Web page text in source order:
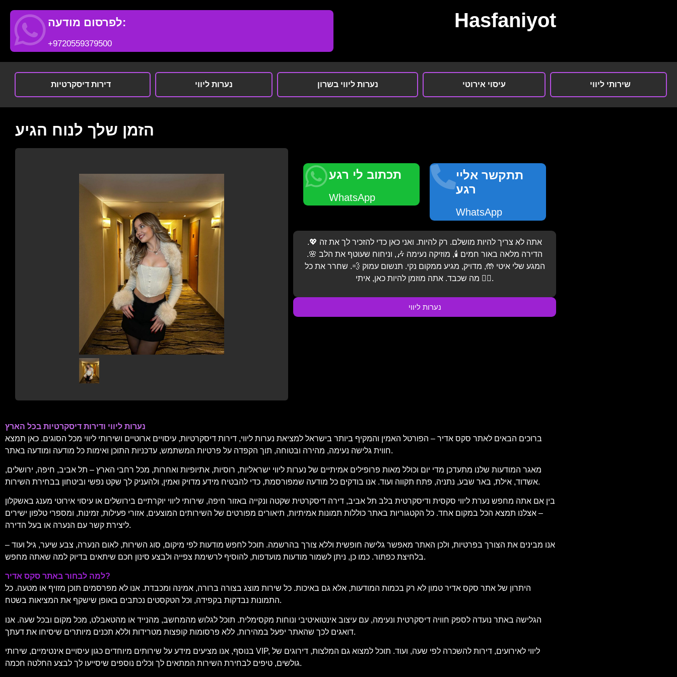
לפרסום מודעה:
+9720559379500
Hasfaniyot
דירות דיסקרטיות נערות ליווי נערות ליווי בשרון עיסוי אירוטי שירותי ליווי
הזמן שלך לנוח הגיע
תכתוב לי רגע
WhatsApp
תתקשר אליי
רגע
WhatsApp
אתה לא צריך להיות מושלם. רק להיות. ואני כאן כדי להזכיר לך את זה 💖.
הדירה מלאה באור חמים 🕯️, מוזיקה נעימה 🎶, וניחוח שעוטף את הלב 🌸.
המגע שלי איטי 🤲, מדויק, מגיע ממקום נקי. תנשום עמוק 💨. שחרר את כל
מה שכבד. אתה מוזמן להיות כאן, איתי 💆‍♂️.
נערות ליווי
נערות ליווי ודירות דיסקרטיות בכל הארץ
ברוכים הבאים לאתר סקס אדיר – הפורטל האמין והמקיף ביותר בישראל למציאת נערות ליווי, דירות דיסקרטיות, עיסויים ארוטיים ושירותי ליווי מכל הסוגים. כאן תמצא
חווית גלישה נעימה, מהירה ובטוחה, תוך הקפדה על פרטיות המשתמש, עדכניות התוכן ואימות כל מודעה ומודעה באתר.
מאגר המודעות שלנו מתעדכן מדי יום וכולל מאות פרופילים אמיתיים של נערות ליווי ישראליות, רוסיות, אתיופיות ואחרות, מכל רחבי הארץ – תל אביב, חיפה, ירושלים,
אשדוד, אילת, באר שבע, נתניה, פתח תקווה ועוד. אנו בודקים כל מודעה שמפורסמת, כדי להבטיח מידע מדויק ואמין, ולהעניק לך שקט נפשי וביטחון בבחירת השירות.
בין אם אתה מחפש נערת ליווי סקסית ודיסקרטית בלב תל אביב, דירה דיסקרטית שקטה ונקייה באזור חיפה, שירותי ליווי יוקרתיים בירושלים או עיסוי אירוטי מענג באשקלון
– אצלנו תמצא הכל במקום אחד. כל הקטגוריות באתר כוללות תמונות אמיתיות, תיאורים מפורטים של השירותים המוצעים, אזורי פעילות, זמינות, ומספרי טלפון ישירים
ליצירת קשר עם הנערה או בעל הדירה.
אנו מבינים את הצורך בפרטיות, ולכן האתר מאפשר גלישה חופשית וללא צורך בהרשמה. תוכל לחפש מודעות לפי מיקום, סוג השירות, לאום הנערה, צבע שיער, גיל ועוד –
בלחיצת כפתור. כמו כן, ניתן לשמור מודעות מועדפות, להוסיף לרשימת צפייה ולבצע סינון חכם שיתאים בדיוק למה שאתה מחפש.
למה לבחור באתר סקס אדיר?
היתרון של אתר סקס אדיר טמון לא רק בכמות המודעות, אלא גם באיכות. כל שירות מוצג בצורה ברורה, אמינה ומכבדת. אנו לא מפרסמים תוכן מזויף או מטעה. כל
התמונות נבדקות בקפידה, וכל הטקסטים נכתבים באופן שישקף את המציאות בשטח.
הגלישה באתר נועדה לספק חוויה דיסקרטית ונעימה, עם עיצוב אינטואיטיבי ונוחות מקסימלית. תוכל לגלוש מהמחשב, מהנייד או מהטאבלט, מכל מקום ובכל שעה. אנו
דואגים לכך שהאתר יפעל במהירות, ללא פרסומות קופצות מטרידות וללא תכנים מיותרים שיסיחו את דעתך.
בנוסף, אנו מציעים מידע על שירותים מיוחדים כגון עיסויים אינטימיים, שירותי VIP, ליווי לאירועים, דירות להשכרה לפי שעה, ועוד. תוכל למצוא גם המלצות, דירוגים של
גולשים, טיפים לבחירת השירות המתאים לך וכלים נוספים שיסייעו לך לבצע החלטה חכמה.